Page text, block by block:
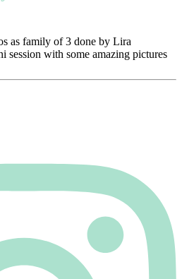
as family of 3 done by Lira
session with some amazing pictures